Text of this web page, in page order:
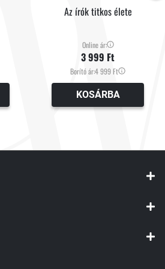
Az írók titkos élete
Online ár:
3 999 Ft
Borító ár:4 999 Ft
KOSÁRBA